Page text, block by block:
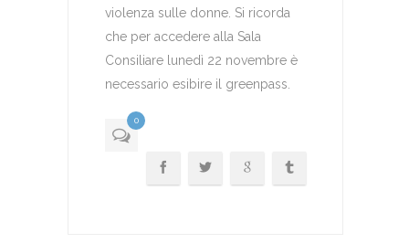
violenza sulle donne. Si ricorda
che per accedere alla Sala
Consiliare lunedì 22 novembre è
necessario esibire il greenpass.
0